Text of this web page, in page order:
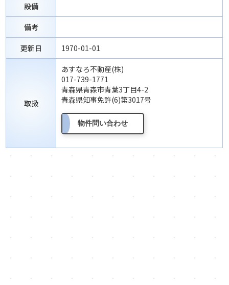
設備
備考
更新日 1970-01-01
取扱
あすなろ不動産(株)
017-739-1771
青森県青森市青葉3丁目4-2
青森県知事免許(6)第3017号
物件問い合わせ